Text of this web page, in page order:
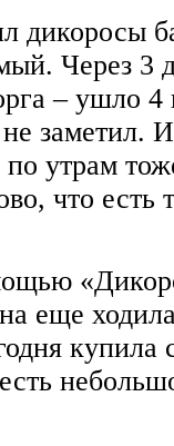
дикоросы
Через 3
– ушло 4
заметил.
утрам
что есть
еще
купила